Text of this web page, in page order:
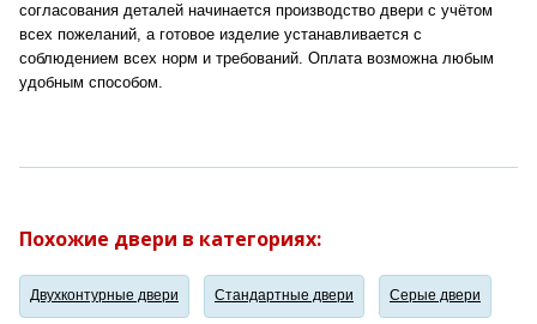
согласования деталей начинается производство двери с учётом
всех пожеланий, а готовое изделие устанавливается с
соблюдением всех норм и требований. Оплата возможна любым
удобным способом.
Похожие двери в категориях:
Двухконтурные двери Стандартные двери Серые двери